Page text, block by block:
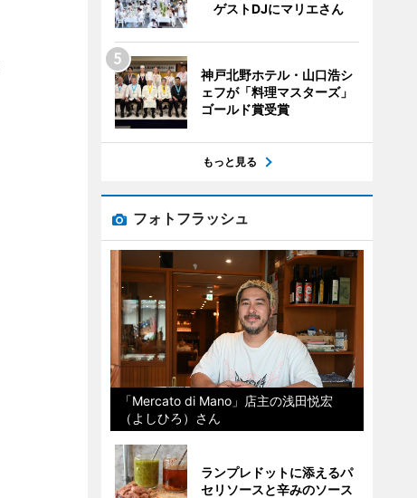
ゲストDJにマリエさん
神戸北野ホテル・山口浩シ
ェフが「料理マスターズ」
ゴールド賞受賞
もっと見る
フォトフラッシュ
「Mercato di Mano」店主の浅田悦宏
（よしひろ）さん
ランプレドットに添えるパ
セリソースと辛みのソース